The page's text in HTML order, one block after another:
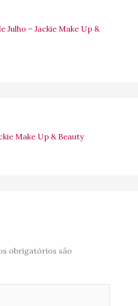
Julho – Jackie Make Up &
Make Up & Beauty
obrigatórios são